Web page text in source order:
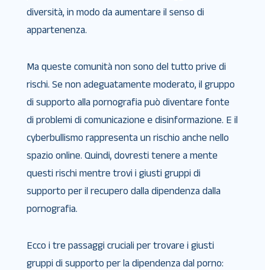
diversità, in modo da aumentare il senso di
appartenenza.
Ma queste comunità non sono del tutto prive di
rischi. Se non adeguatamente moderato, il gruppo
di supporto alla pornografia può diventare fonte
di problemi di comunicazione e disinformazione. E il
cyberbullismo rappresenta un rischio anche nello
spazio online. Quindi, dovresti tenere a mente
questi rischi mentre trovi i giusti gruppi di
supporto per il recupero dalla dipendenza dalla
pornografia.
Ecco i tre passaggi cruciali per trovare i giusti
gruppi di supporto per la dipendenza dal porno: